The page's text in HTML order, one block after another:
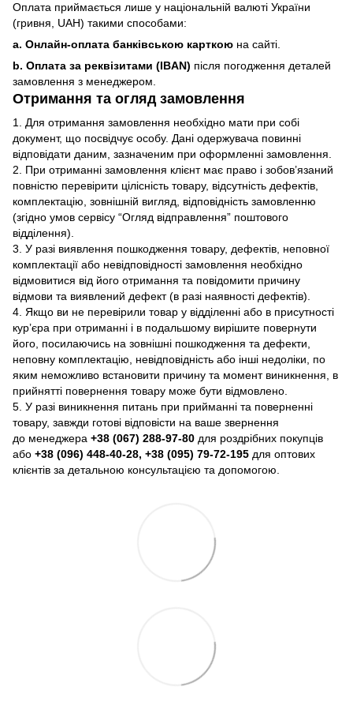
Оплата приймається лише у національній валюті України
(гривня, UAH) такими способами:
a. Онлайн-оплата банківською карткою на сайті.
b. Оплата за реквізитами (IBAN) після погодження деталей
замовлення з менеджером.
Отримання та огляд замовлення
1. Для отримання замовлення необхідно мати при собі
документ, що посвідчує особу. Дані одержувача повинні
відповідати даним, зазначеним при оформленні замовлення.
2. При отриманні замовлення клієнт має право і зобов’язаний
повністю перевірити цілісність товару, відсутність дефектів,
комплектацію, зовнішній вигляд, відповідність замовленню
(згідно умов сервісу “Огляд відправлення” поштового
відділення).
3. У разі виявлення пошкодження товару, дефектів, неповної
комплектації або невідповідності замовлення необхідно
відмовитися від його отримання та повідомити причину
відмови та виявлений дефект (в разі наявності дефектів).
4. Якщо ви не перевірили товар у відділенні або в присутності
кур’єра при отриманні і в подальшому вирішите повернути
його, посилаючись на зовнішні пошкодження та дефекти,
неповну комплектацію, невідповідність або інші недоліки, по
яким неможливо встановити причину та момент виникнення, в
прийнятті повернення товару може бути відмовлено.
5. У разі виникнення питань при прийманні та поверненні
товару, завжди готові відповісти на ваше звернення
до менеджера +38 (067) 288-97-80 для роздрібних покупців
або +38 (096) 448-40-28, +38 (095) 79-72-195 для оптових
клієнтів за детальною консультацією та допомогою.